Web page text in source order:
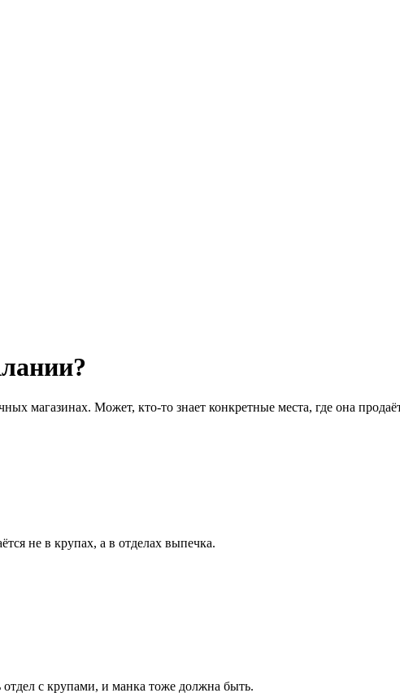
магазинах. Может, кто-то знает конкретные места, где она
не в крупах, а в отделах выпечка.
с крупами, и манка тоже должна быть.